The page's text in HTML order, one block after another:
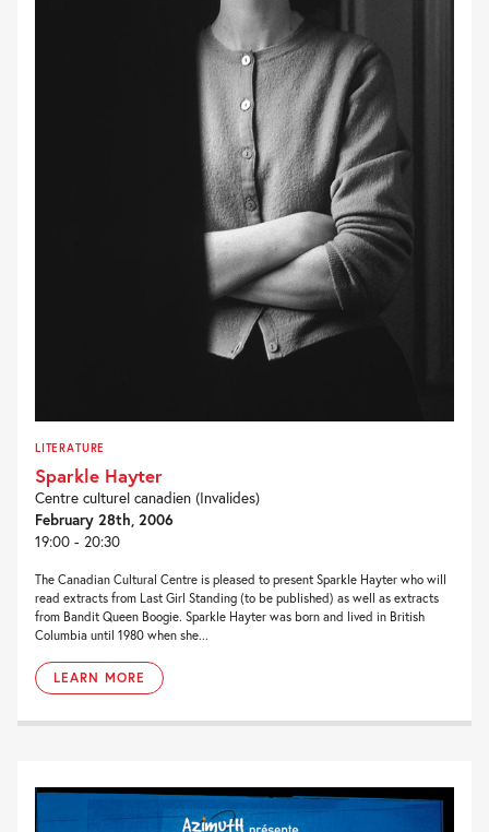
LITERATURE
Sparkle Hayter
Centre culturel canadien (Invalides)
February 28th, 2006
19:00 - 20:30
The Canadian Cultural Centre is pleased to present Sparkle Hayter who will
read extracts from Last Girl Standing (to be published) as well as extracts
from Bandit Queen Boogie. Sparkle Hayter was born and lived in British
Columbia until 1980 when she...
LEARN MORE